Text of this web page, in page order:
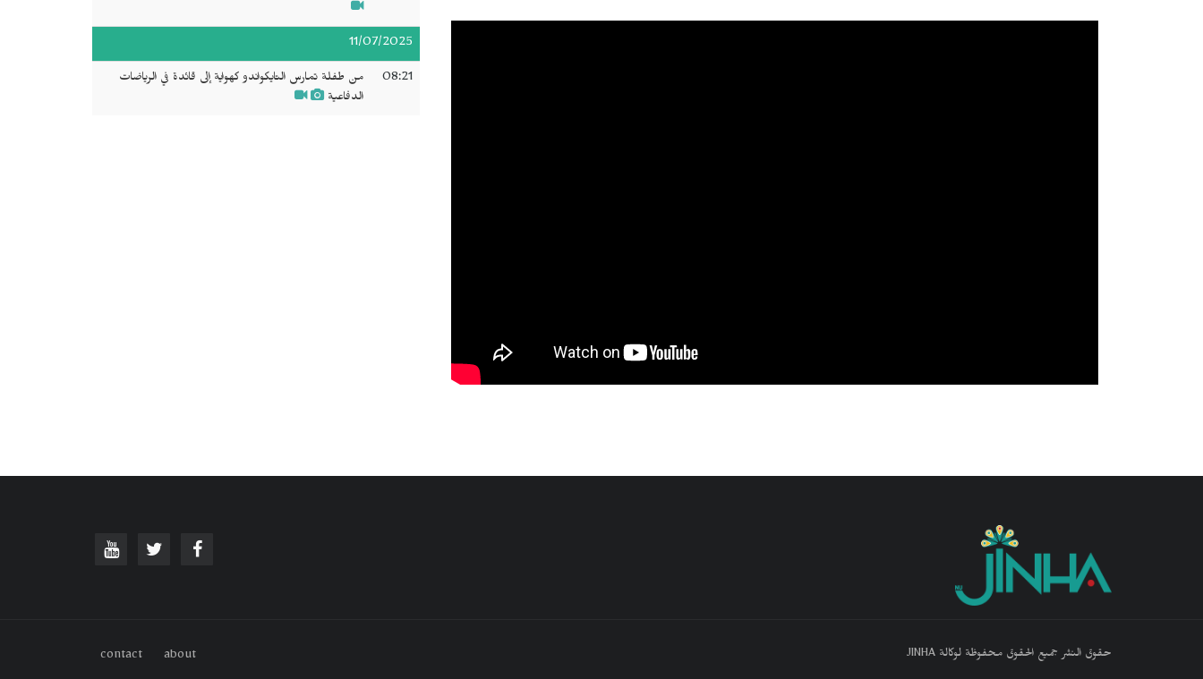
11/07/2025
08:21
من طفلة تمارس التايكواندو كهواية إلى قائدة في الرياضات
الدفاعية
حقوق النشر جميع الحقوق محفوظة لوكالة JINHA about
contact